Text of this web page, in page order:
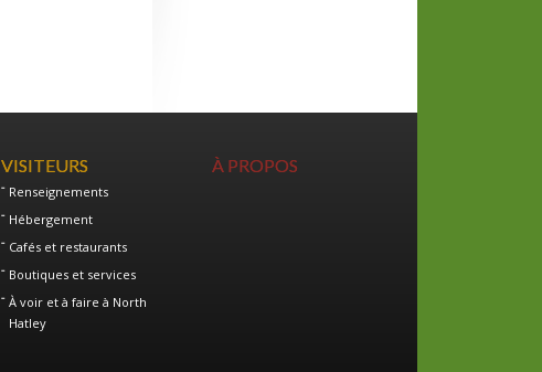
VISITEURS
Renseignements
Hébergement
Cafés et restaurants
Boutiques et services
À voir et à faire à North
Hatley
À PROPOS